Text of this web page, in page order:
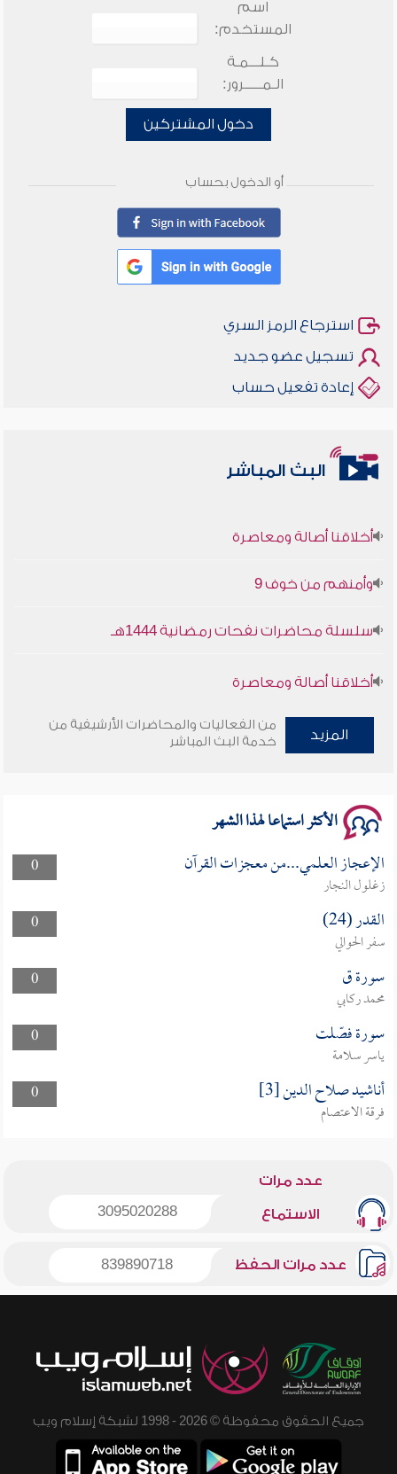
اسم
المستخدم:
كـلـــمـة
الـمـــــرور:
دخول المشتركين
أو الدخول بحساب
استرجاع الرمز السري
تسجيل عضو جديد
إعادة تفعيل حساب
البث المباشر
أخلاقنا أصالة ومعاصرة
وأمنهم من خوف 9
أخلاقنا أصالة ومعاصرة
وأمنهم من خوف 9
المزيد
من الفعاليات والمحاضرات الأرشيفية من
خدمة البث المباشر
الأكثر استماعا لهذا الشهر
0 الإعجاز العلمي...من معجزات القرآن
زغلول النجار
0
القدر (24)
سفر الحوالي
0
سورة ق
محمد ركابي
0
سورة فصّلت
ياسر سلامة
0
أناشيد صلاح الدين [3]
فرقة الاعتصام
عدد مرات
الاستماع 3095020288
عدد مرات الحفظ 839890718
جميع الحقوق محفوظة © 2026 - 1998 لشبكة إسلام ويب